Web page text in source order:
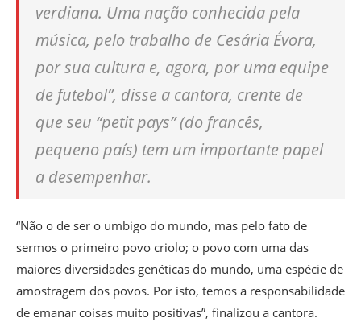
verdiana. Uma nação conhecida pela
música, pelo trabalho de Cesária Évora,
por sua cultura e, agora, por uma equipe
de futebol”, disse a cantora, crente de
que seu “petit pays” (do francês,
pequeno país) tem um importante papel
a desempenhar.
“Não o de ser o umbigo do mundo, mas pelo fato de
sermos o primeiro povo criolo; o povo com uma das
maiores diversidades genéticas do mundo, uma espécie de
amostragem dos povos. Por isto, temos a responsabilidade
de emanar coisas muito positivas”, finalizou a cantora.